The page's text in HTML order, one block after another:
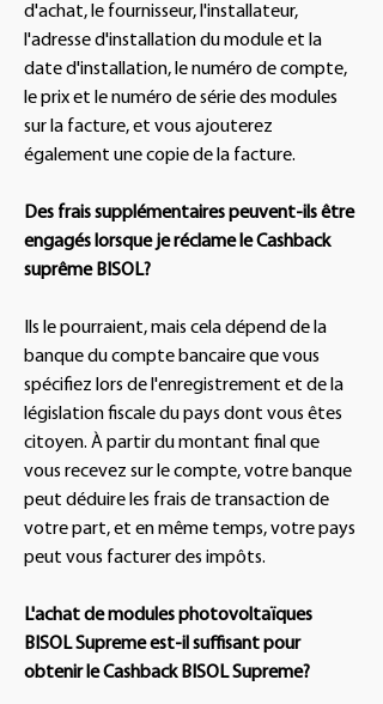
d'achat, le fournisseur, l'installateur,
l'adresse d'installation du module et la
date d'installation, le numéro de compte,
le prix et le numéro de série des modules
sur la facture, et vous ajouterez
également une copie de la facture.
Des frais supplémentaires peuvent-ils être
engagés lorsque je réclame le Cashback
suprême BISOL?
Ils le pourraient, mais cela dépend de la
banque du compte bancaire que vous
spécifiez lors de l'enregistrement et de la
législation fiscale du pays dont vous êtes
citoyen. À partir du montant final que
vous recevez sur le compte, votre banque
peut déduire les frais de transaction de
votre part, et en même temps, votre pays
peut vous facturer des impôts.
L'achat de modules photovoltaïques
BISOL Supreme est-il suffisant pour
obtenir le Cashback BISOL Supreme?